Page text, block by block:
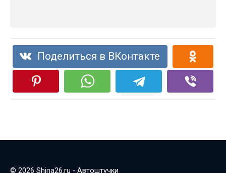
Поделиться в ВКонтакте
© 2026 Shina26.ru - Автоштучки